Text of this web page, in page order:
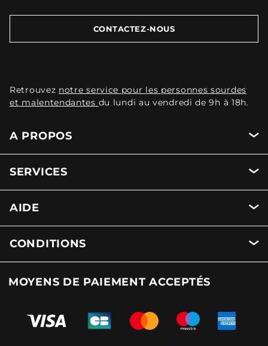
CONTACTEZ-NOUS
Retrouvez notre service pour les personnes sourdes
et malentendantes du lundi au vendredi de 9h à 18h.
A PROPOS
SERVICES
AIDE
CONDITIONS
MOYENS DE PAIEMENT ACCEPTÉS